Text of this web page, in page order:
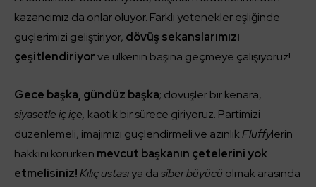
kazancımız da onlar oluyor. Farklı yetenekler eşliğinde
güçlerimizi geliştiriyor, dövüş sekanslarımızı
çeşitlendiriyorve ülkenin başına geçmeye çalışıyoruz!
Gece başka, gündüz başka; dövüşler bir kenara,
siyasetle iç içe, kaotik bir sürece giriyoruz. Partimizi
düzenlemeli, imajımızı güçlendirmeli ve azınlıkFluffylerin
hakkını korurken mevcut başkanın çetelerini yok
etmelisiniz!Kılıç ustasıya dasiber büyücüolmak arasında